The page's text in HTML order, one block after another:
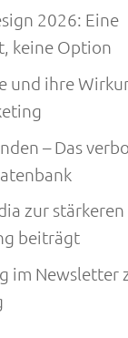
2026: Eine
keine Option
und ihre
– Das
zur stärkeren
beiträgt
im Newsletter